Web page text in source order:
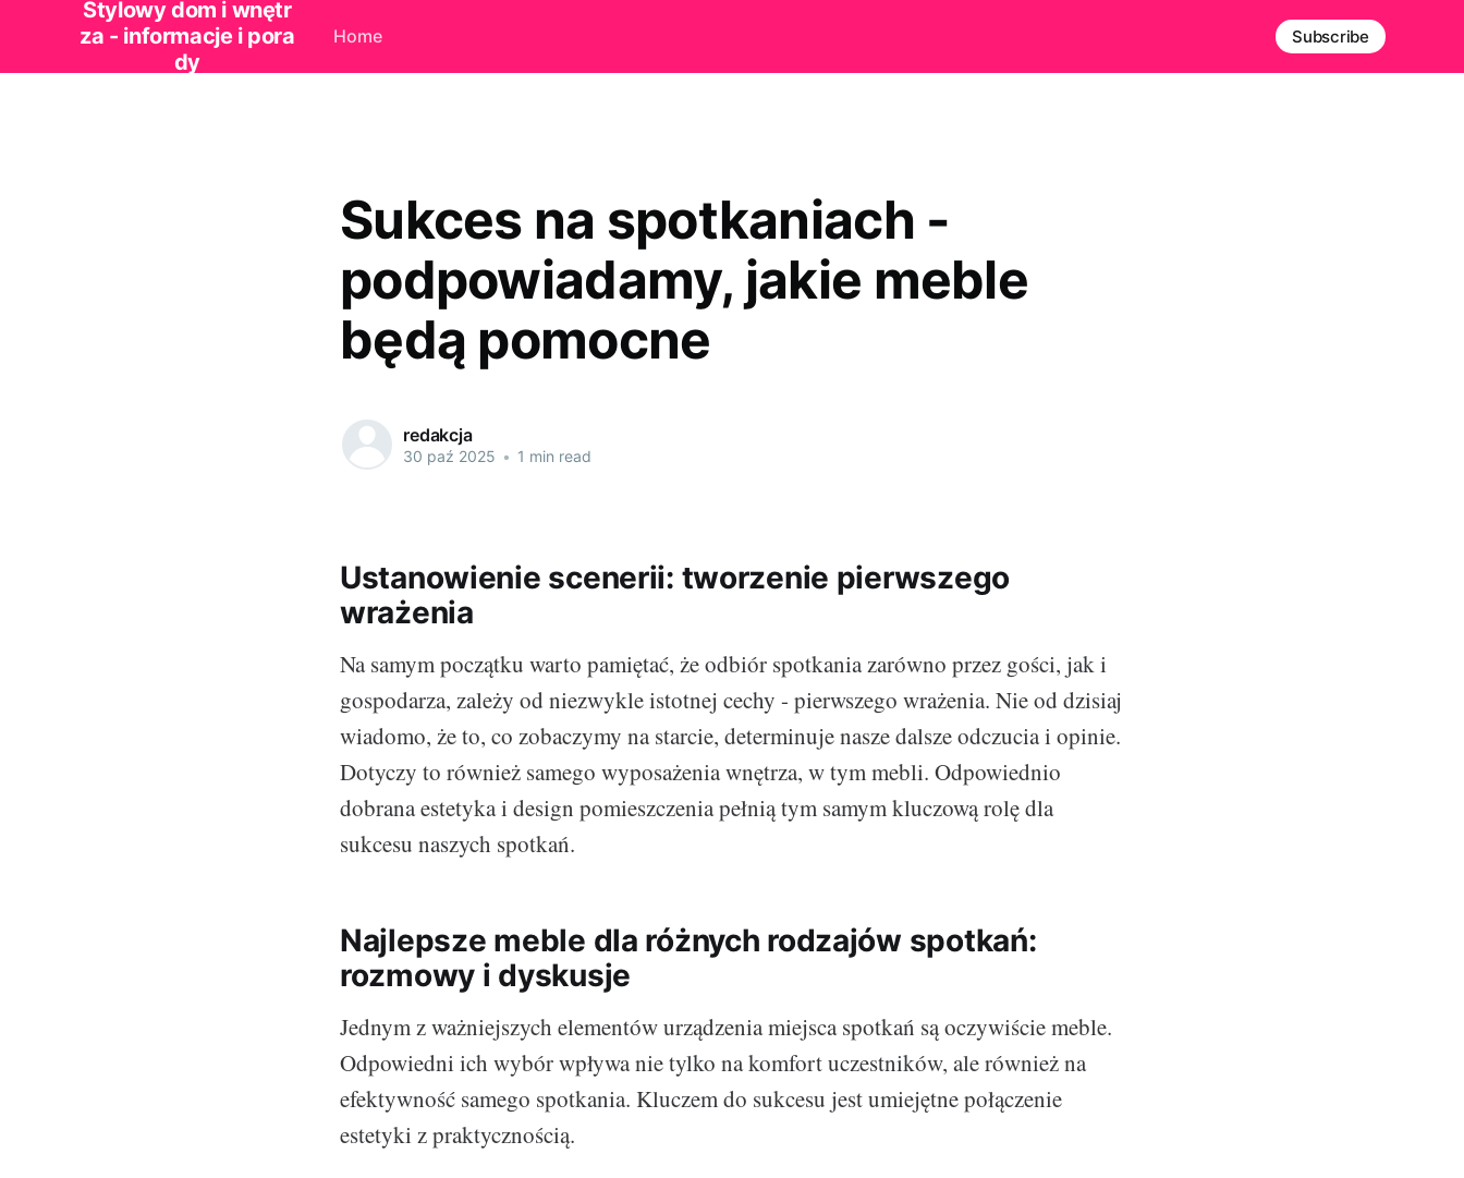
Stylowy dom i wnętr
za - informacje i pora
dy
Home Subscribe
Sukces na spotkaniach -
podpowiadamy, jakie meble
będą pomocne
redakcja
30 paź 2025 • 1 min read
Ustanowienie scenerii: tworzenie pierwszego
wrażenia
Na samym początku warto pamiętać, że odbiór spotkania zarówno przez gości, jak i
gospodarza, zależy od niezwykle istotnej cechy - pierwszego wrażenia. Nie od dzisiaj
wiadomo, że to, co zobaczymy na starcie, determinuje nasze dalsze odczucia i opinie.
Dotyczy to również samego wyposażenia wnętrza, w tym mebli. Odpowiednio
dobrana estetyka i design pomieszczenia pełnią tym samym kluczową rolę dla
sukcesu naszych spotkań.
Najlepsze meble dla różnych rodzajów spotkań:
rozmowy i dyskusje
Jednym z ważniejszych elementów urządzenia miejsca spotkań są oczywiście meble.
Odpowiedni ich wybór wpływa nie tylko na komfort uczestników, ale również na
efektywność samego spotkania. Kluczem do sukcesu jest umiejętne połączenie
estetyki z praktycznością.